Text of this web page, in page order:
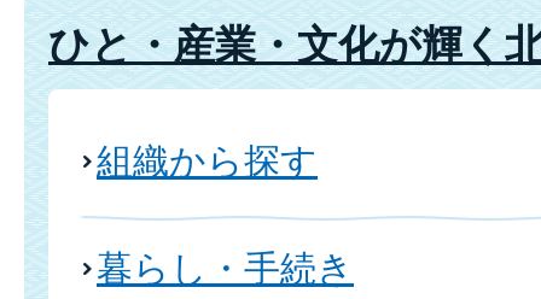
ひと・産業・文化が輝く
組織から探す
暮らし・手続き